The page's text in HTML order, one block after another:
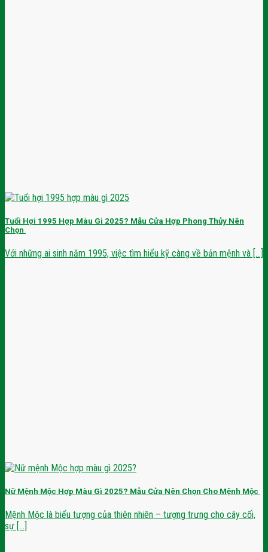
Tuổi Hợi 1995 Hợp Màu Gì 2025? Mẫu Cửa Hợp Phong Thủy Nên
Chọn
Với những ai sinh năm 1995, việc tìm hiểu kỹ càng về bản mệnh và [...]
Nữ Mệnh Mộc Hợp Màu Gì 2025? Mẫu Cửa Nên Chọn Cho Mệnh Mộc
Mệnh Mộc là biểu tượng của thiên nhiên – tượng trưng cho cây cối,
sự [...]